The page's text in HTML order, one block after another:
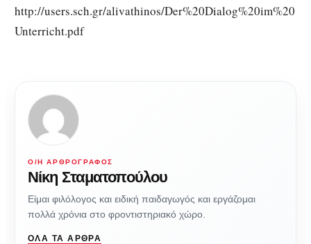
http://users.sch.gr/alivathinos/Der%20Dialog%20im%20
Unterricht.pdf
Ο/Η ΑΡΘΡΟΓΡΆΦΟΣ
Νίκη Σταματοπούλου
Είμαι φιλόλογος και ειδική παιδαγωγός και εργάζομαι
πολλά χρόνια στο φροντιστηριακό χώρο.
ΌΛΑ ΤΑ ΆΡΘΡΑ